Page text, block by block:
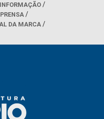
DA MARCA